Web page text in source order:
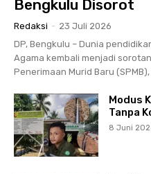
Bengkulu Disorot
Redaksi - 23 Juli 2026
DP, Bengkulu – Dunia
Agama kembali menjadi
Penerimaan Murid Baru
Modus
Tanpa
8 Juni